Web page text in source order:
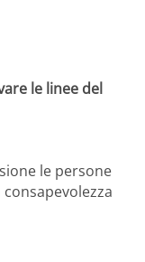
le linee del
le persone